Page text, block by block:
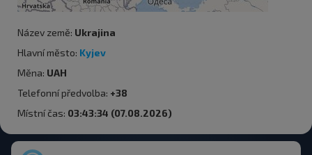
Název země: Ukrajina
Hlavní město: Kyjev
Měna: UAH
Telefonní předvolba: +38
Místní čas: 03:43:34 (07.08.2026)